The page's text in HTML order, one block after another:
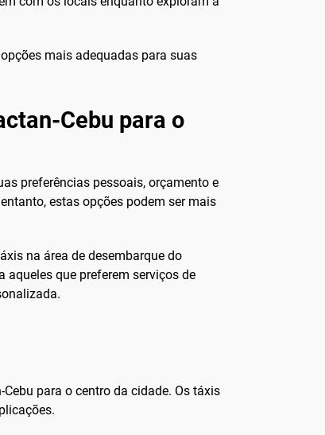
mais adequadas para suas
Cebu para o
preferências pessoais, orçamento e
estas opções podem ser mais
na área de desembarque do
aqueles que preferem serviços de
para o centro da cidade. Os táxis